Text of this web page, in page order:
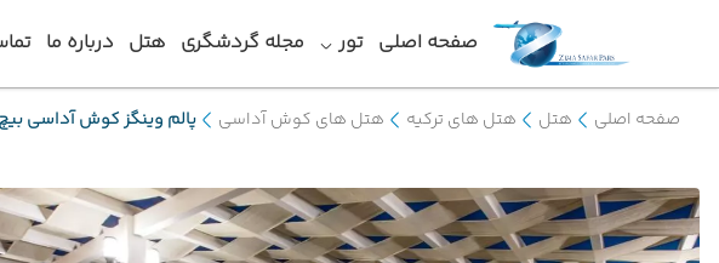
صفحه اصلی تور مجله گردشگری هتل درباره ما
صفحه اصلی هتل هتل های ترکیه هتل های کوش آداسی پالم وینگز کوش آداسی